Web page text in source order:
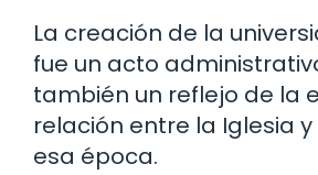
La creación de la
fue un acto
también un reflejo de la
relación entre la Iglesia
esa época.